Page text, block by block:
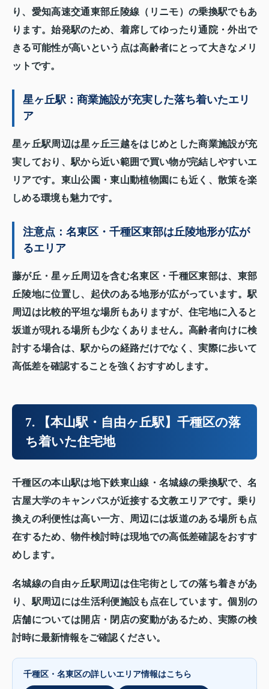
り、愛知高速交通東部丘陵線（リニモ）の乗換駅でもあ
ります。始発駅のため、着席してゆったり通院・外出で
きる可能性が高いという点は高齢者にとって大きなメリ
ットです。
星ヶ丘駅：商業施設が充実した落ち着いたエリ
ア
星ヶ丘駅周辺は星ヶ丘三越をはじめとした商業施設が充
実しており、駅から近い範囲で買い物が完結しやすいエ
リアです。東山公園・東山動植物園にも近く、散策を楽
しめる環境も魅力です。
注意点：名東区・千種区東部は丘陵地形が広が
るエリア
藤が丘・星ヶ丘周辺を含む名東区・千種区東部は、東部
丘陵地に位置し、起伏のある地形が広がっています。駅
周辺は比較的平坦な場所もありますが、住宅地に入ると
坂道が現れる場所も少なくありません。高齢者向けに検
討する場合は、駅からの経路だけでなく、実際に歩いて
高低差を確認することを強くおすすめします。
7. 【本山駅・自由ヶ丘駅】千種区の落
ち着いた住宅地
千種区の本山駅は地下鉄東山線・名城線の乗換駅で、名
古屋大学のキャンパスが近接する文教エリアです。乗り
換えの利便性は高い一方、周辺には坂道のある場所も点
在するため、物件検討時は現地での高低差確認をおすす
めします。
名城線の自由ヶ丘駅周辺は住宅街としての落ち着きがあ
り、駅周辺には生活利便施設も点在しています。個別の
店舗については開店・閉店の変動があるため、実際の検
討時に最新情報をご確認ください。
千種区・名東区の詳しいエリア情報はこちら